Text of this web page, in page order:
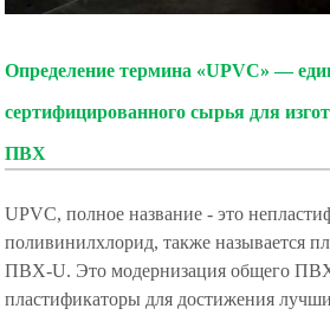
Определение термина «UPVC» —
сертифицированного сырья для
ПВХ
UPVC, полное название - это
поливинилхлорид, также называется
ПВХ-U. Это модернизация общего ПВХ,
пластификаторы для достижения